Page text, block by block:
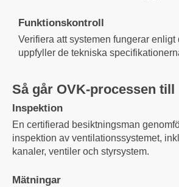
Funktionskontroll
Verifiera att systemen fungerar enligt
uppfyller de tekniska
Så går OVK-processen till
Inspektion
En certifierad besiktningsman
inspektion av ventilationssystemet,
kanaler, ventiler och styrsystem.
Mätningar